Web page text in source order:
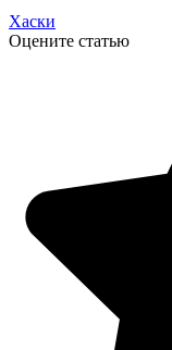
Хаски
Оцените статью